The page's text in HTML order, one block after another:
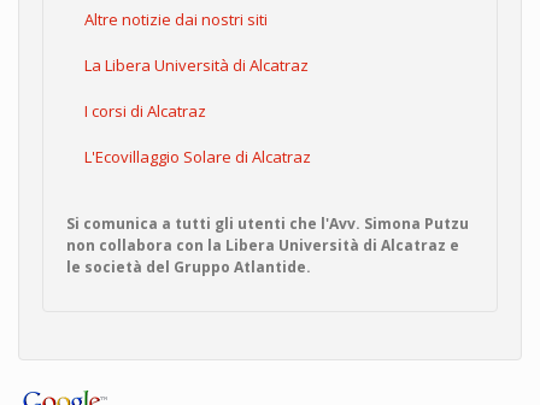
Altre notizie dai nostri siti
La Libera Università di Alcatraz
I corsi di Alcatraz
L'Ecovillaggio Solare di Alcatraz
Si comunica a tutti gli utenti che l'Avv. Simona Putzu
non collabora con la Libera Università di Alcatraz e
le società del Gruppo Atlantide.